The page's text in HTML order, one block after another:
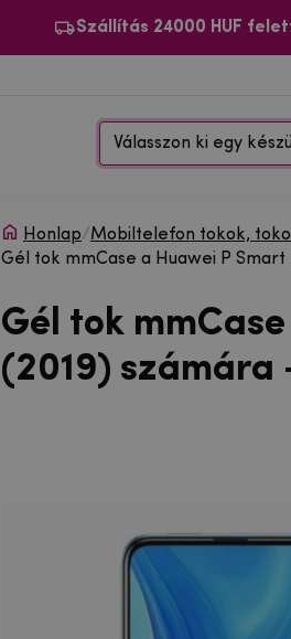
Szállítás 24000 HUF felett
Válasszon ki egy
Honlap/Mobiltelefon tokok,
Gél tok mmCase a Huawei P
Gél tok
(2019)